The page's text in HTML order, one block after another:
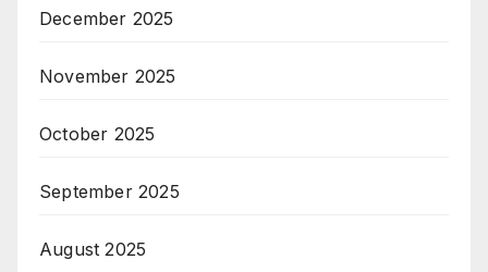
December 2025
November 2025
October 2025
September 2025
August 2025